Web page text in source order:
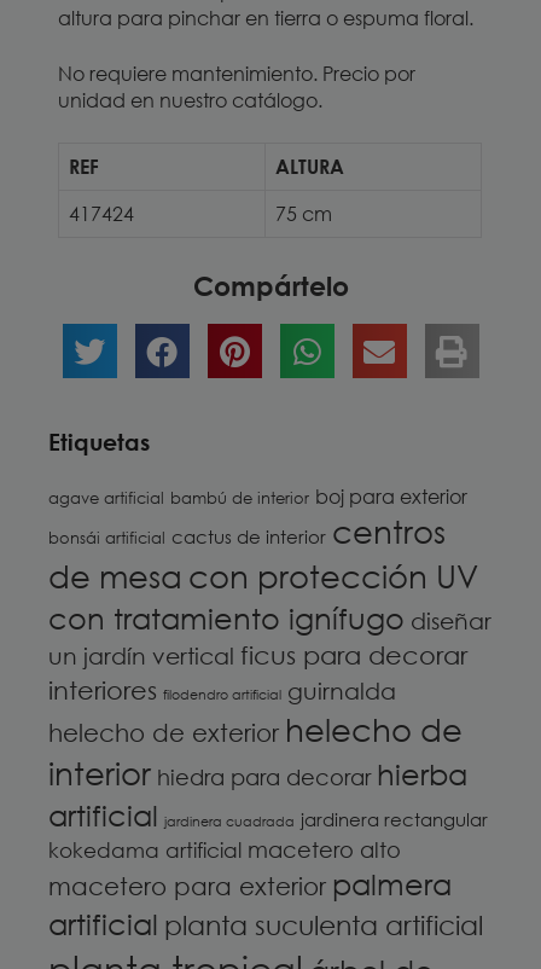
altura para pinchar en tierra o espuma floral.
No requiere mantenimiento. Precio por
unidad en nuestro catálogo.
REF
ALTURA
417424
75 cm
Compártelo
Etiquetas
agave artificial bambú de interior boj para exterior
bonsái artificial cactus de interior centros
de mesa con protección UV
con tratamiento ignífugo diseñar
un jardín vertical ficus para decorar
interiores filodendro artificial guirnalda
helecho de exterior helecho de
interior hiedra para decorar hierba
artificial jardinera cuadrada jardinera rectangular
kokedama artificial macetero alto
macetero para exterior palmera
artificial planta suculenta artificial